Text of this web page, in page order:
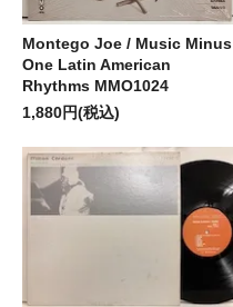
Montego Joe / Music Minus
One Latin American
Rhythms MMO1024
1,880円(税込)